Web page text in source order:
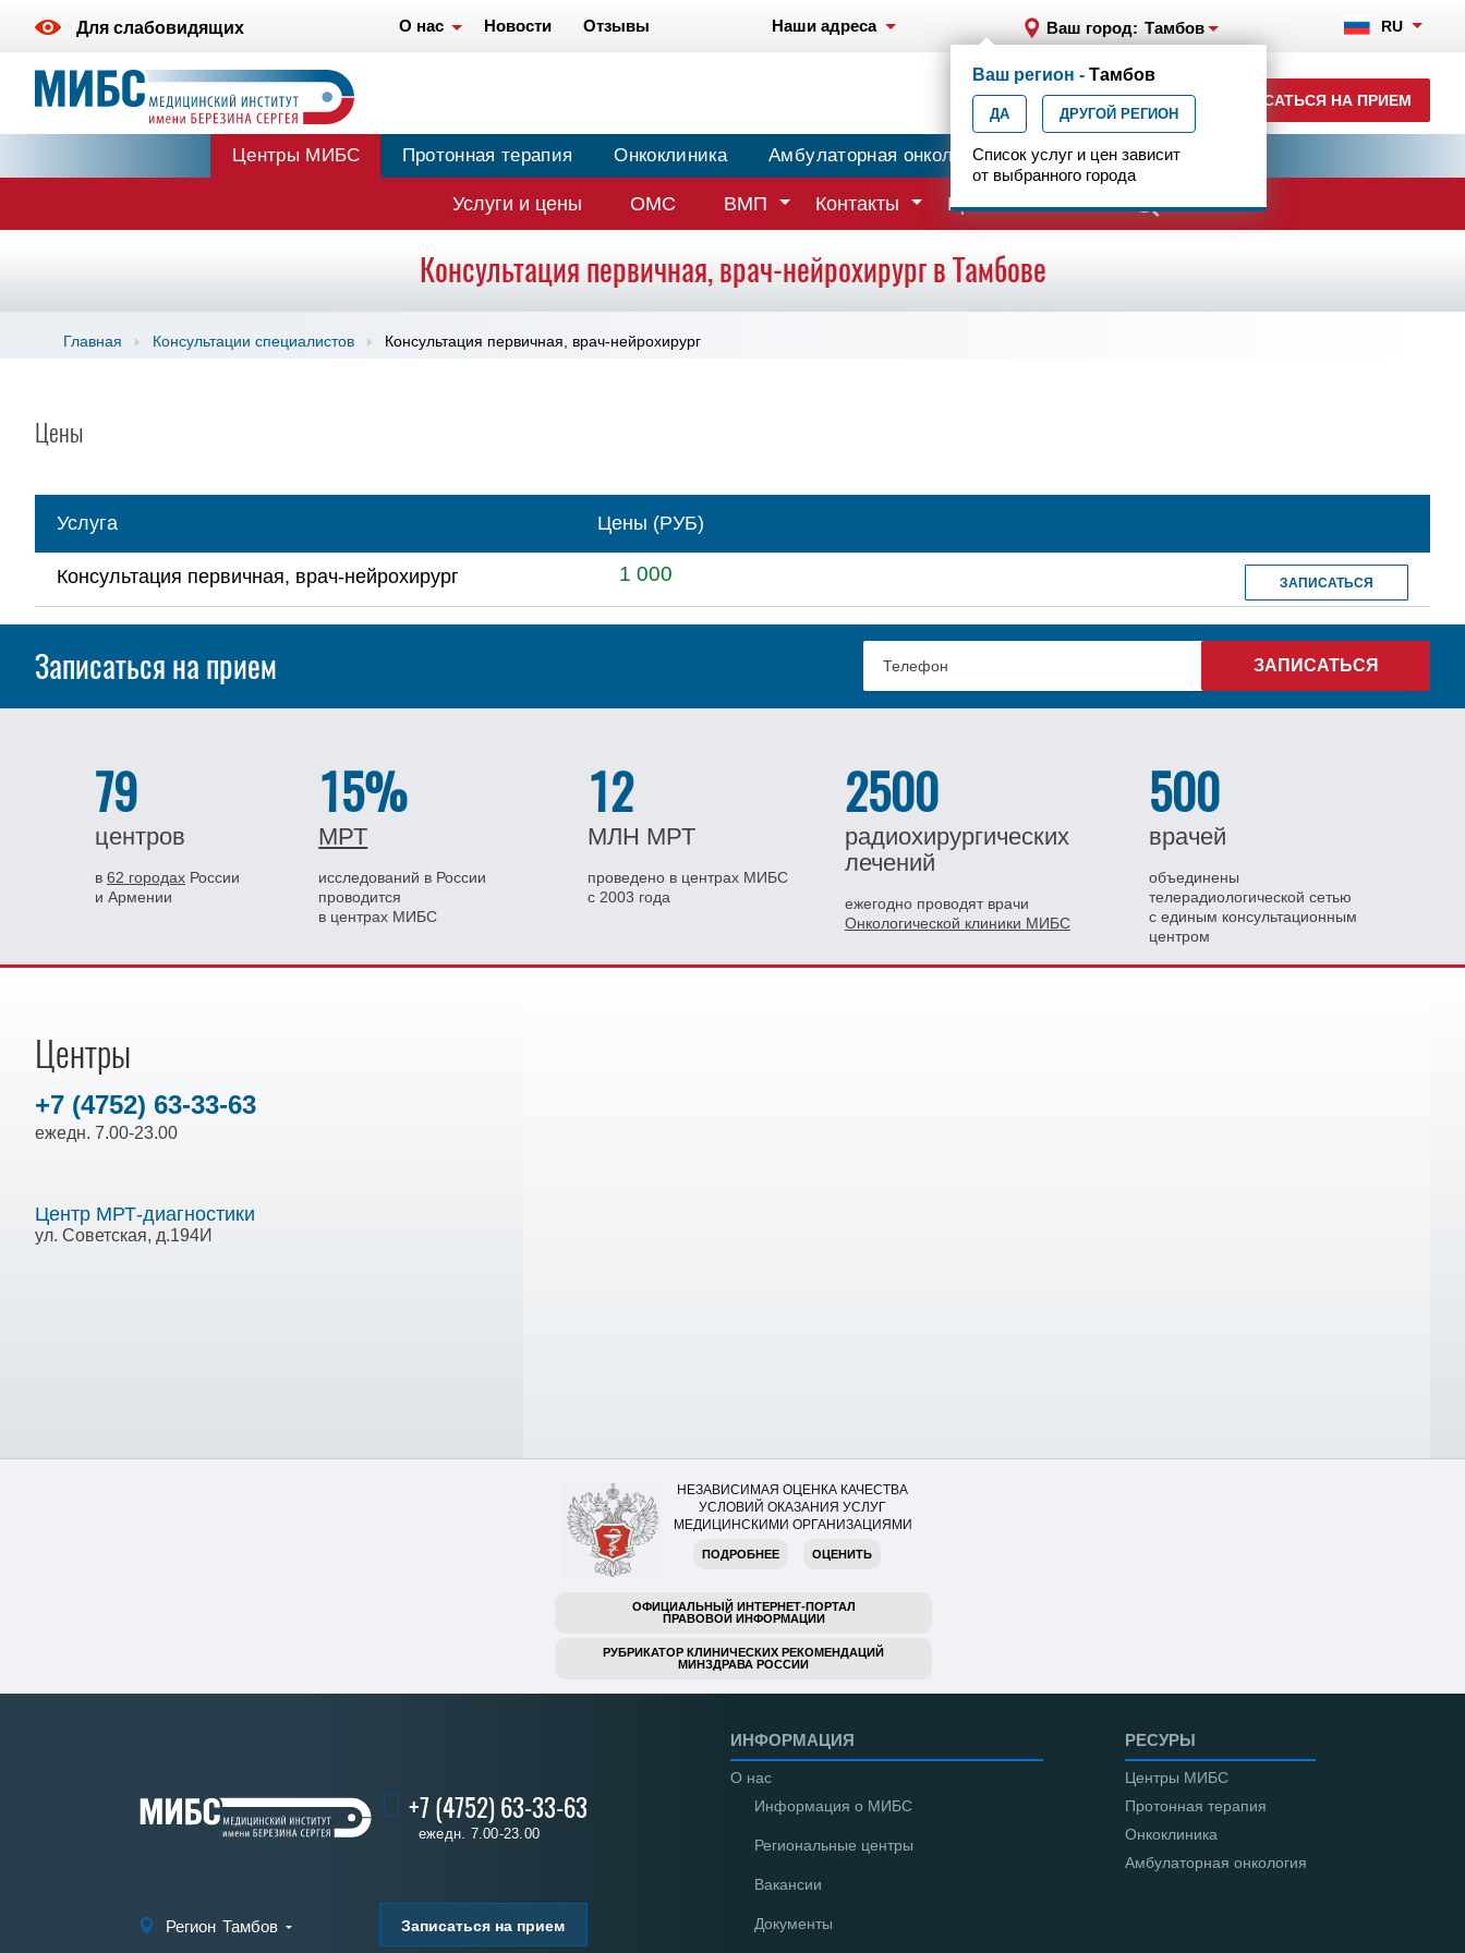
Для слабовидящих О нас Новости Отзывы Наши адреса Ваш город: Тамбов RU
+7 (4752) 63-33-63
ежедн. 7.00-23.00
ЗАПИСАТЬСЯ НА ПРИЕМ
Ваш регион - Тамбов
ДА ДРУГОЙ РЕГИОН
Список услуг и цен зависит
от выбранного города
Центры МИБС Протонная терапия Онкоклиника Амбулаторная онкология Центр эпилептологии
Услуги и цены ОМС ВМП Контакты Врачи
Консультация первичная, врач-нейрохирург в Тамбове
Главная Консультации специалистов Консультация первичная, врач-нейрохирург
Цены
Услуга Цены (РУБ)
Консультация первичная, врач-нейрохирург 1 000 ЗАПИСАТЬСЯ
Записаться на прием
79
центров
в 62 городах России
и Армении
15%
МРТ
исследований в России
проводится
в центрах МИБС
12
МЛН МРТ
проведено в центрах МИБС
с 2003 года
2500
радиохирургических
лечений
ежегодно проводят врачи
Онкологической клиники МИБС
500
врачей
объединены
телерадиологической сетью
с единым консультационным
центром
Центры
+7 (4752) 63-33-63
ежедн. 7.00-23.00
Центр МРТ-диагностики
ул. Советская, д.194И
НЕЗАВИСИМАЯ ОЦЕНКА КАЧЕСТВА
УСЛОВИЙ ОКАЗАНИЯ УСЛУГ
МЕДИЦИНСКИМИ ОРГАНИЗАЦИЯМИ
ПОДРОБНЕЕ ОЦЕНИТЬ
ОФИЦИАЛЬНЫЙ ИНТЕРНЕТ-ПОРТАЛ
ПРАВОВОЙ ИНФОРМАЦИИ
РУБРИКАТОР КЛИНИЧЕСКИХ РЕКОМЕНДАЦИЙ
МИНЗДРАВА РОССИИ
+7 (4752) 63-33-63
ежедн. 7.00-23.00
Регион Тамбов Записаться на прием
ИНФОРМАЦИЯ
О нас
Информация о МИБС
Региональные центры
Вакансии
Документы
РЕСУРЫ
Центры МИБС
Протонная терапия
Онкоклиника
Амбулаторная онкология